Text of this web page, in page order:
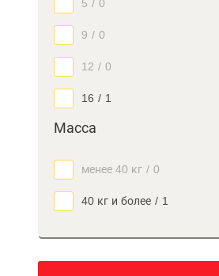
5 / 0
9 / 0
12 / 0
16 / 1
Масса
менее 40 кг / 0
40 кг и более / 1